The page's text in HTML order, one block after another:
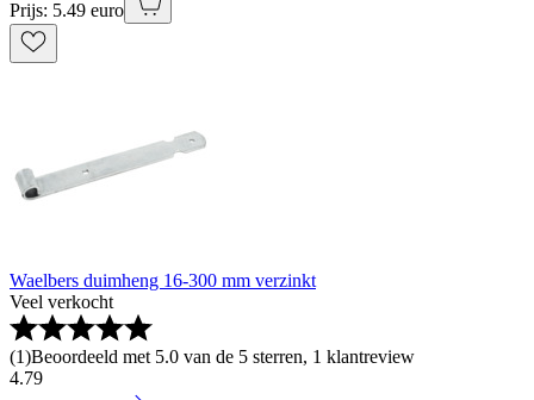
Prijs: 5.49 euro
Waelbers duimheng 16-300 mm verzinkt
Veel verkocht
(1)Beoordeeld met 5.0 van de 5 sterren, 1 klantreview
4.79